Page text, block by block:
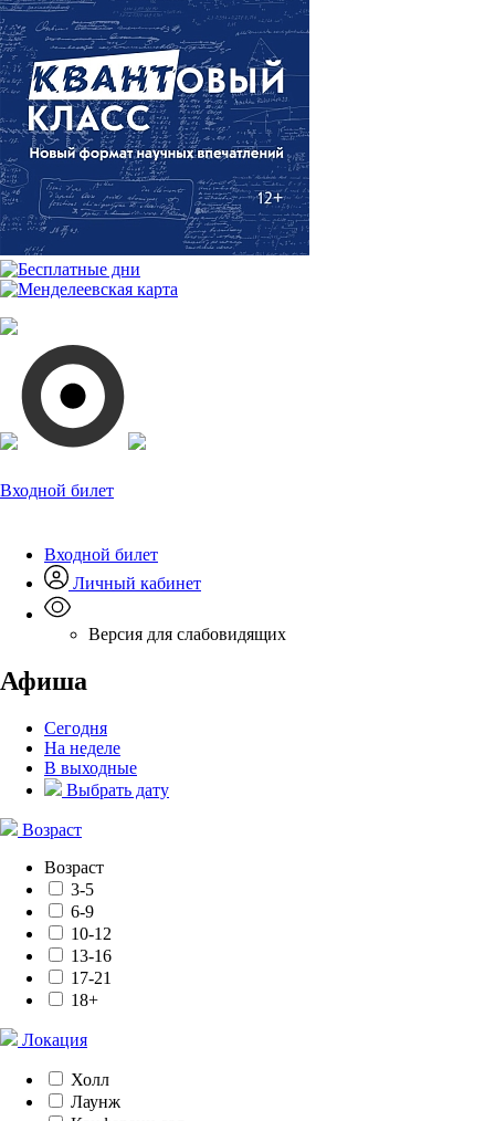
Входной билет
Входной билет
Личный кабинет
Версия для слабовидящих
Афиша
Сегодня
На неделе
В выходные
Выбрать дату
Возраст
Возраст
3-5
6-9
10-12
13-16
17-21
18+
Локация
Холл
Лаунж